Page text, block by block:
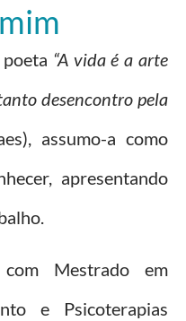
“A vida é a arte
desencontro pela
assumo-a como
apresentando
Mestrado em
e Psicoterapias